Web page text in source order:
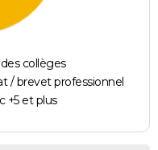
collèges
/ brevet professionnel
+5 et plus